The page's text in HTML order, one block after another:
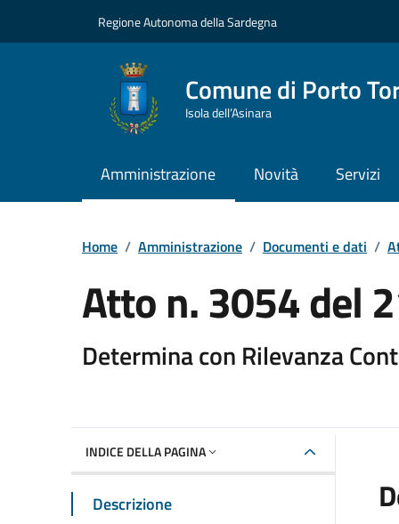
Regione Autonoma della Sardegna
Comune di Porto
Isola dell’Asinara
Amministrazione Novità Servizi
Home / Amministrazione / Documenti e dati /
Atto n. 3054 del
Determina con Rilevanza
INDICE DELLA PAGINA
Descrizione